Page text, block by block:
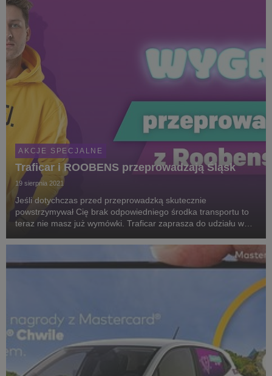
AKCJE SPECJALNE
Traficar i ROOBENS przeprowadzają Śląsk
19 sierpnia 2021
Jeśli dotychczas przed przeprowadzką skutecznie
powstrzymywał Cię brak odpowiedniego środka transportu to
teraz nie masz już wymówki. Traficar zaprasza do udziału w
dostawczym, który pomieści największe gabaryty. W ...